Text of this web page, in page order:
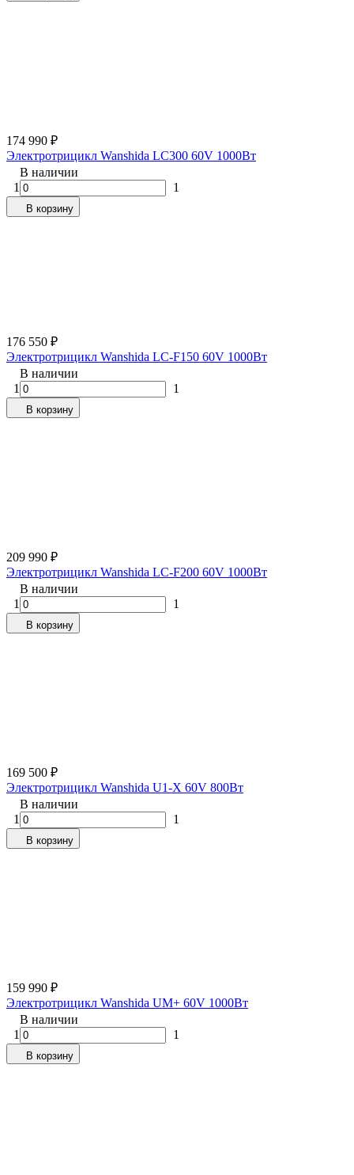
174 990 ₽
Электротрицикл Wanshida LC300 60V 1000Вт
В наличии
1
1
В корзину
176 550 ₽
Электротрицикл Wanshida LC-F150 60V 1000Вт
В наличии
1
1
В корзину
209 990 ₽
Электротрицикл Wanshida LC-F200 60V 1000Вт
В наличии
1
1
В корзину
169 500 ₽
Электротрицикл Wanshida U1-X 60V 800Вт
В наличии
1
1
В корзину
159 990 ₽
Электротрицикл Wanshida UM+ 60V 1000Вт
В наличии
1
1
В корзину